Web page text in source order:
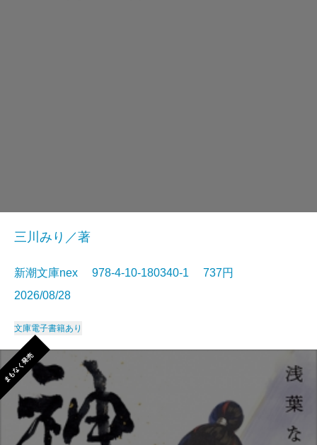
三川みり／著
新潮文庫nex 978-4-10-180340-1 737円
2026/08/28
文庫電子書籍あり
まもなく発売